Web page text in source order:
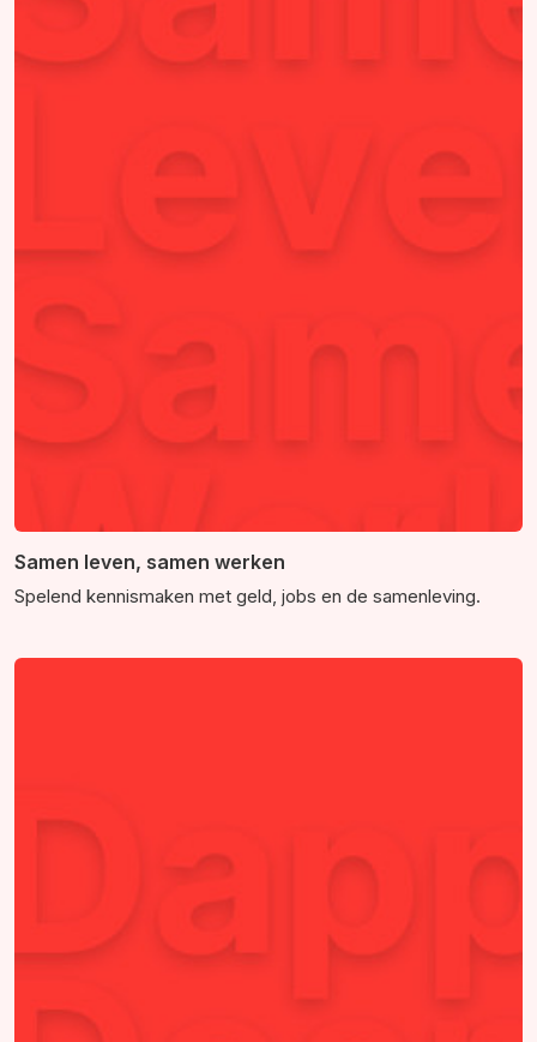
Samen leven, samen werken
Spelend kennismaken met geld, jobs en de samenleving.